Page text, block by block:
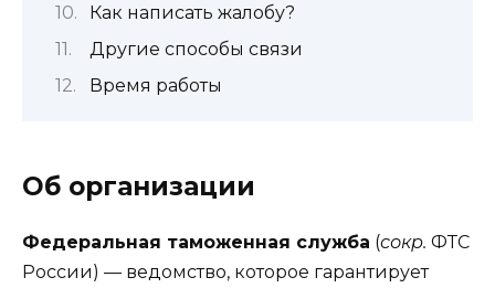
Как написать жалобу?
Другие способы связи
Время работы
Об организации
Федеральная таможенная служба (сокр. ФТС
России) — ведомство, которое гарантирует